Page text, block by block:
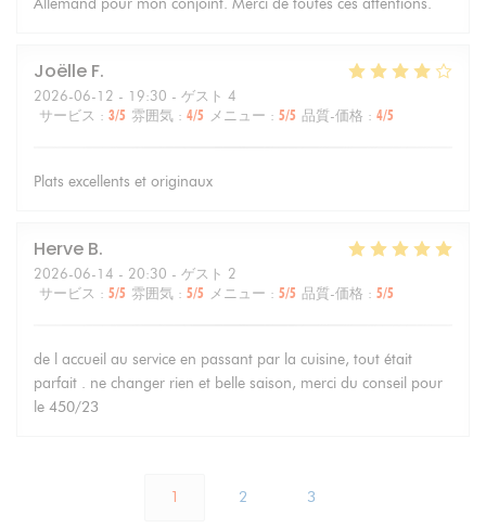
Allemand pour mon conjoint. Merci de toutes ces attentions.
Joëlle F
2026-06-12 - 19:30 - ゲスト 4
サービス : 3/5 雰囲気 : 4/5 メニュー : 5/5 品質-価格 : 4/5
Plats excellents et originaux
Herve B
2026-06-14 - 20:30 - ゲスト 2
サービス : 5/5 雰囲気 : 5/5 メニュー : 5/5 品質-価格 : 5/5
de l accueil au service en passant par la cuisine, tout était
parfait . ne changer rien et belle saison, merci du conseil pour
le 450/23
1 2 3